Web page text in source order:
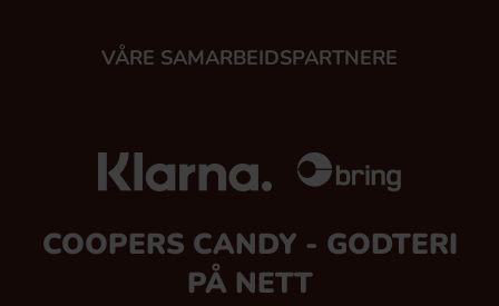
VÅRE SAMARBEIDSPARTNERE
COOPERS CANDY - GODTERI
PÅ NETT